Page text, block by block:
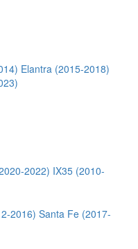
Elantra (2015-2018)
2022) IX35 (2010-
2016) Santa Fe (2017-